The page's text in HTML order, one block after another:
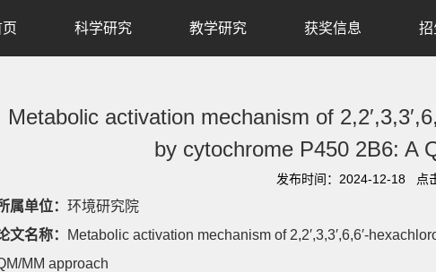
科学研究 教学研究 获奖信息 招
Metabolic activation mechanism of
by cytochrome P450 2B6: A
发布时间：2024-12-18 点
属单位： 环境研究院
文名称：
Metabolic activation mechanism of 2,2′,3,3′,6,6′-
MM approach